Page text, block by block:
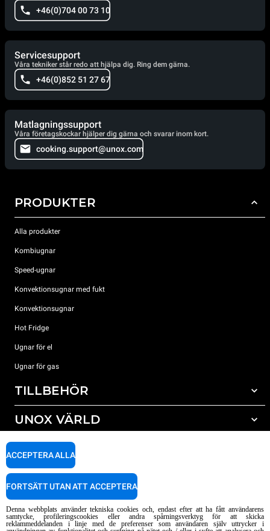
+46(0)704 00 73 10
Servicesupport
Våra tekniker står redo att hjälpa dig. Ring dem gärna.
+46(0)852 51 27 67
Matlagningssupport
Våra företagskockar hjälper dig gärna och svarar inom kort.
cooking.support@unox.com
PRODUKTER
Alla produkter
Kombiugnar
Speed-ugnar
Konvektionsugnar med fukt
Konvektionsugnar
Hot Fridge
Ugnar för el
Ugnar för gas
TILLBEHÖR
Alla tillbehör
Rengöringsmedel för mauell rengöring
Vattenbehandling med omvänd osmosisk
UNOX VÄRLD
Våra kontor runt om i världen
SUPPORT
HITTA SERVICECENTER
AI Content Disclaimer
Privacy policy Cookie policy
Denna webbplats använder tekniska cookies och, endast efter att ha fått användarens
samtycke, profileringscookies eller andra spårningsverktyg för att skicka
reklammeddelanden i linje med de preferenser som användaren själv uttrycker i
ACCEPTERA ALLA
FORTSÄTT UTAN ATT ACCEPTERA